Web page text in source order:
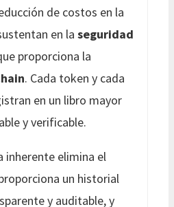
de costos en la
en la seguridad
proporciona la
. Cada token y cada
en un libro mayor
y verificable.
inherente elimina el
un historial
y auditable, y